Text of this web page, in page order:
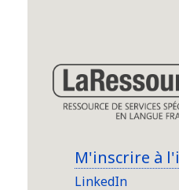
M'inscrire à
LinkedIn